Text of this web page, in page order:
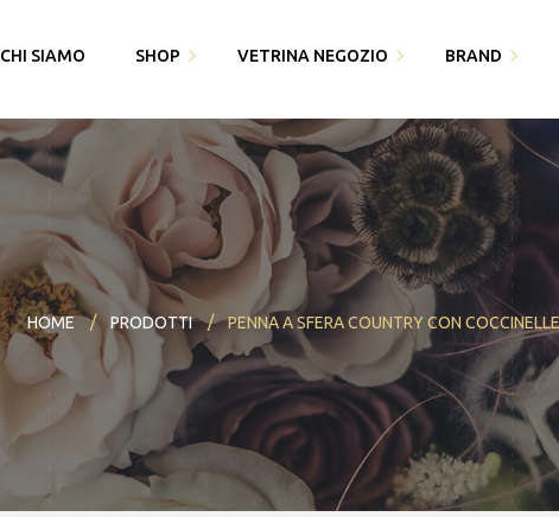
CHI SIAMO SHOP
Fedi Polello
Bracciali saldati e gioielli
permanenti
Bomboniere
Partecipazioni
I miei dati
VETRINA NEGOZIO
Gioiello
Piquadro
Swarovski
Thun
Bracciali saldati e gioielli
permanenti
BRAND
Cingomma
Gioielleria Karin1981
Maserati
Paciotti 4US
Piquadro
Polello
Alisia
HOME PRODOTTI PENNA A SFERA COUNTRY CON COCCINELLE